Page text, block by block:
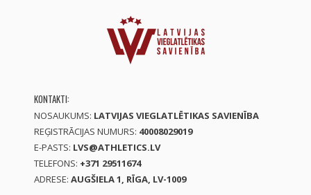
KONTAKTI:
NOSAUKUMS: LATVIJAS VIEGLATLĒTIKAS SAVIENĪBA
REĢISTRĀCIJAS NUMURS: 40008029019
E-PASTS: LVS@ATHLETICS.LV
TELEFONS: +371 29511674
ADRESE: AUGŠIELA 1, RĪGA, LV-1009